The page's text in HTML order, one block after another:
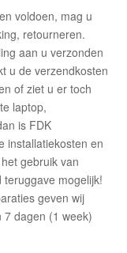
voldoen, mag u
retourneren.
aan u verzonden
u de verzendkosten
of ziet u er toch
laptop,
is FDK
installatiekosten en
gebruik van
mogelijk!
geven wij
dagen (1 week)